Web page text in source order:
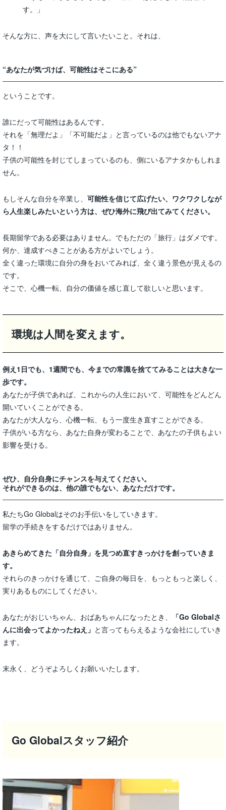
す。」
そんな方に、声を大にして言いたいこと。それは、
“あなたが気づけば、可能性はそこにある”
ということです。
誰にだって可能性はあるんです。
それを「無理だよ」「不可能だよ」と言っているのは他でもないアナ
タ！！
子供の可能性を封じてしまっているのも、側にいるアナタかもしれま
せん。
もしそんな自分を卒業し、 可能性を信じて広げたい、ワクワクしなが
ら人生楽しみたいという方は、ぜひ海外に飛び出てみてください。
長期留学である必要はありません。でもただの「旅行」はダメです。
何か、達成すべきことがある方がよいでしょう。
全く違った環境に自分の身をおいてみれば、全く違う景色が見えるの
です。
そこで、心機一転、自分の価値を感じ直して欲しいと思います。
環境は人間を変えます。
例え1日でも、1週間でも、今までの常識を捨ててみることは大きな一
歩です。
あなたが子供であれば、これからの人生において、可能性をどんどん
開いていくことができる。
あなたが大人なら、心機一転、もう一度生き直すことができる。
子供がいる方なら、あなた自身が変わることで、あなたの子供もよい
影響を受ける。
ぜひ、自分自身にチャンスを与えてください。
それができるのは、他の誰でもない、あなただけです。
私たちGo Globalはそのお手伝いをしていきます。
留学の手続きをするだけではありません。
あきらめてきた「自分自身」を見つめ直すきっかけを創っていきま
す。
それらのきっかけを通じて、ご自身の毎日を、もっともっと楽しく、
実りあるものにしてください。
あなたがおじいちゃん、おばあちゃんになったとき、
「Go Globalさ
んに出会ってよかったねえ」 と言ってもらえるような会社にしていき
ます。
末永く、どうぞよろしくお願いいたします。
Go Globalスタッフ紹介